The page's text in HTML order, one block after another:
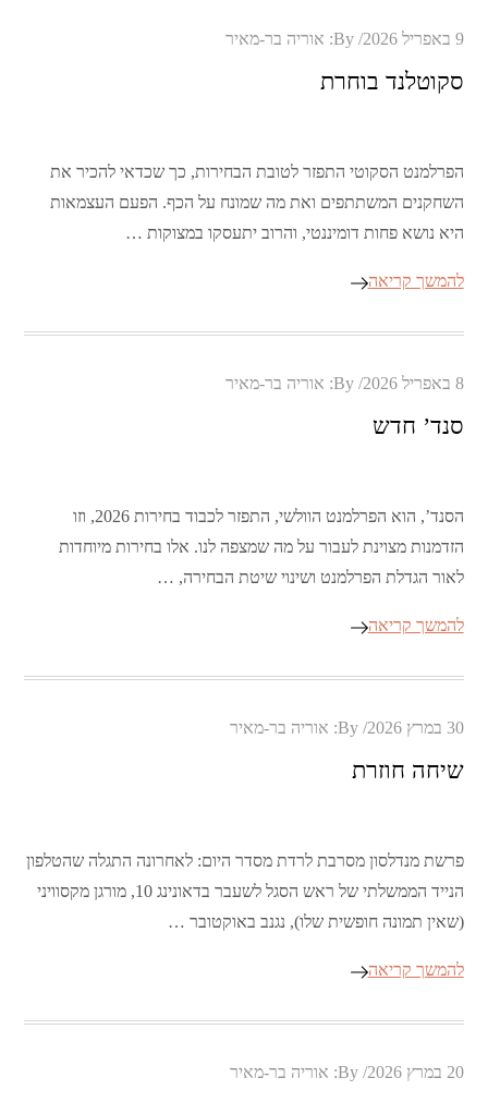
Posted
9 באפריל 2026 By: אוריה בר-מאיר
סקוטלנד בוחרת
הפרלמנט הסקוטי התפזר לטובת הבחירות, כך שכדאי להכיר את
השחקנים המשתתפים ואת מה שמונח על הכף. הפעם העצמאות
היא נושא פחות דומיננטי, והרוב יתעסקו במצוקות …
להמשך קריאה
Posted
8 באפריל 2026 By: אוריה בר-מאיר
סנד’ חדש
הסנד’, הוא הפרלמנט הוולשי, התפזר לכבוד בחירות 2026, וזו
הזדמנות מצוינת לעבור על מה שמצפה לנו. אלו בחירות מיוחדות
לאור הגדלת הפרלמנט ושינוי שיטת הבחירה, …
להמשך קריאה
Posted
30 במרץ 2026 By: אוריה בר-מאיר
שיחה חוזרת
פרשת מנדלסון מסרבת לרדת מסדר היום: לאחרונה התגלה שהטלפון
הנייד הממשלתי של ראש הסגל לשעבר בדאונינג 10, מורגן מקסוויני
(שאין תמונה חופשית שלו), נגנב באוקטובר …
להמשך קריאה
Posted
20 במרץ 2026 By: אוריה בר-מאיר